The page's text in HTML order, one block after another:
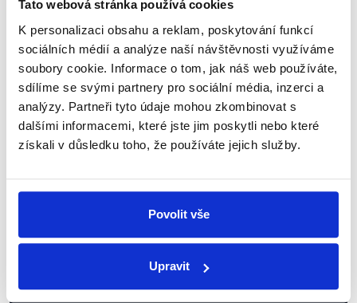
Tato webová stránka používá cookies
K personalizaci obsahu a reklam, poskytování funkcí
sociálních médií a analýze naší návštěvnosti využíváme
soubory cookie. Informace o tom, jak náš web používáte,
sdílíme se svými partnery pro sociální média, inzerci a
analýzy. Partneři tyto údaje mohou zkombinovat s
dalšími informacemi, které jste jim poskytli nebo které
získali v důsledku toho, že používáte jejich služby.
Povolit vše
Upravit
Sociální sítě
Nenechte si ujít nejnovější události
z Demagog.cz. Sdílením našich
příspěvků přátelům podpoříte naši
práci.